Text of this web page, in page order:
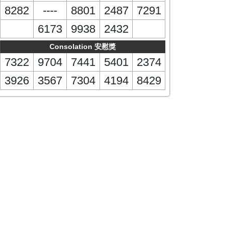
8282
---- 8801 2487
7291
6173
9938 2432
Consolation 安慰獎
7322 9704 7441 5401
2374
3926
3567 7304 4194 8429